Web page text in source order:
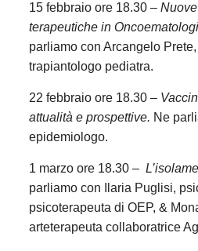
15 febbraio ore 18.30 –
terapeutiche in
parliamo con Arcangelo
trapiantologo pediatra.
22 febbraio ore 18.30 –
attualità e prospettive. Ne
epidemiologo.
1 marzo ore 18.30 –
parliamo con Ilaria Puglisi,
psicoterapeuta di OEP, &
arteterapeuta collaboratrice